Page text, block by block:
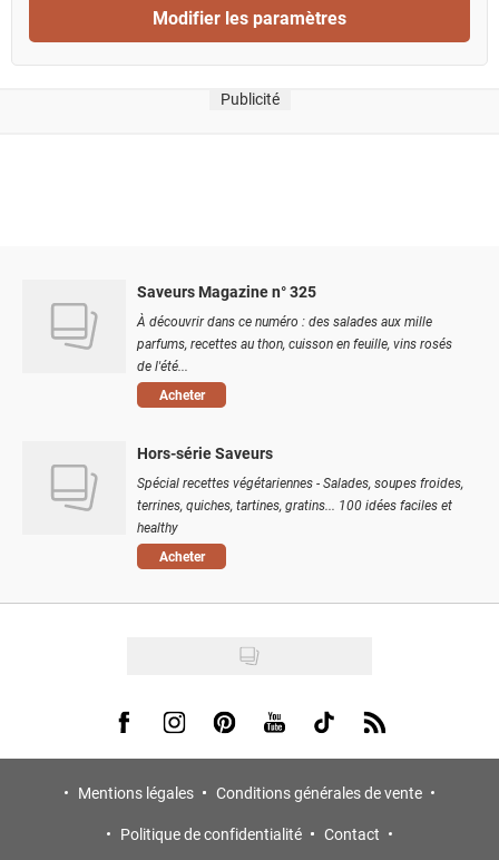
Modifier les paramètres
Publicité
Saveurs Magazine n° 325
À découvrir dans ce numéro : des salades aux mille
parfums, recettes au thon, cuisson en feuille, vins rosés
de l'été...
Acheter
Hors-série Saveurs
Spécial recettes végétariennes - Salades, soupes froides,
terrines, quiches, tartines, gratins... 100 idées faciles et
healthy
Acheter
Visit us on Facebook
Visit us on Instagram
Visit us on Pinterest
Visit us on Youtube
Visit us on Tiktok
Visit us on Rss
Mentions légales
Conditions générales de vente
Politique de confidentialité
Contact